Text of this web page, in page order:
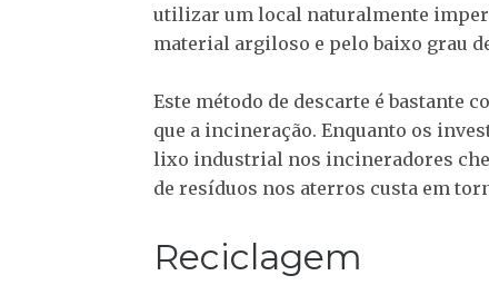
utilizar um local naturalmente
material argiloso e pelo baixo grau
Este método de descarte é bastante
que a incineração. Enquanto os
lixo industrial nos incineradores
de resíduos nos aterros custa em
Reciclagem